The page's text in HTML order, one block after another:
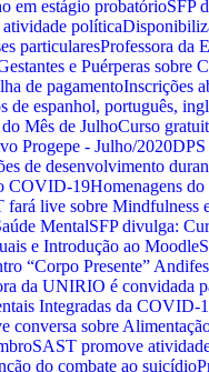
em estágio probatórioSFP
política
particularesProfessora da
e Puérperas sobre
de pagamentoInscrições
de espanhol, português,
Mês de JulhoCurso
Progepe - Julho/2020DPS
de desenvolvimento
COVID-19Homenagens
fará live sobre Mindfulness
MentalSFP divulga:
e Introdução ao Moodle
“Corpo Presente”
da UNIRIO é convidada
Integradas da COVID-
conversa sobre
SAST promove
do combate ao suicídio